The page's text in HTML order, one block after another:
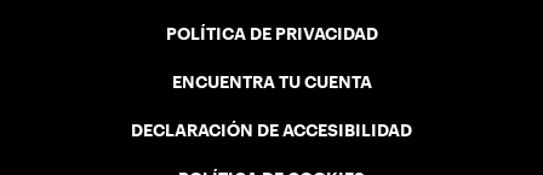
POLÍTICA DE PRIVACIDAD
ENCUENTRA TU CUENTA
DECLARACIÓN DE ACCESIBILIDAD